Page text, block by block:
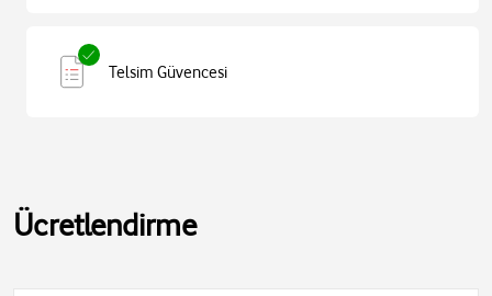
Telsim Güvencesi
Ücretlendirme